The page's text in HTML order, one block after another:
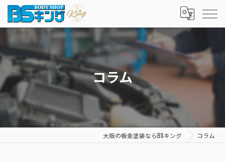
コラム
大阪の板金塗装ならBSキング コラム